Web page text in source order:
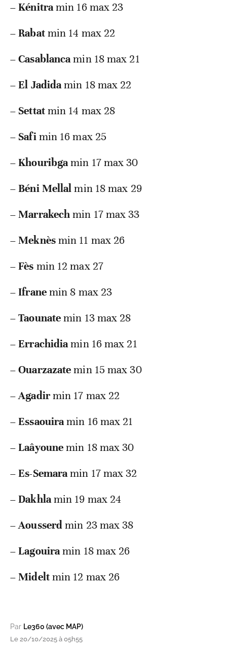
–Kénitramin 16 max 23
–Rabatmin 14 max 22
–Casablancamin 18 max 21
–El Jadidamin 18 max 22
– Settatmin 14 max 28
– Safimin 16 max 25
–Khouribgamin 17 max 30
–Béni Mellalmin 18 max 29
–Marrakechmin 17 max 33
–Meknèsmin 11 max 26
–Fès min 12 max 27
–Ifranemin 8 max 23
–Taounatemin 13 max 28
–Errachidiamin 16 max 21
–Ouarzazatemin 15 max 30
–Agadirmin 17 max 22
–Essaouiramin 16 max 21
–Laâyounemin 18 max 30
–Es-Semaramin 17 max 32
–Dakhlamin 19 max 24
–Aousserdmin 23 max 38
–Lagouiramin 18 max 26
–Mideltmin 12 max 26
Par Le360 (avec MAP)
Le 20/10/2025 à 05h55